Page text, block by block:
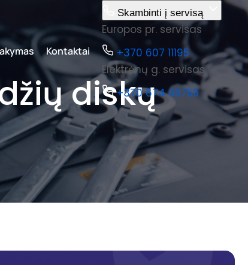
Kontaktai
Skambinti į servisą
Europos pr. servisas
+370 607 11195
Elektrėnų g. servisas
+370 674 65755
diskų